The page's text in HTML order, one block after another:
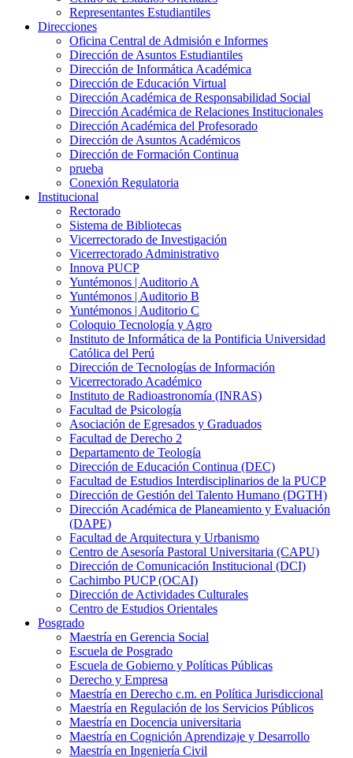
Representantes Estudiantiles
Direcciones
Oficina Central de Admisión e Informes
Dirección de Asuntos Estudiantiles
Dirección de Informática Académica
Dirección de Educación Virtual
Dirección Académica de Responsabilidad Social
Dirección Académica de Relaciones Institucionales
Dirección Académica del Profesorado
Dirección de Asuntos Académicos
Dirección de Formación Continua
prueba
Conexión Regulatoria
Institucional
Rectorado
Sistema de Bibliotecas
Vicerrectorado de Investigación
Vicerrectorado Administrativo
Innova PUCP
Yuntémonos | Auditorio A
Yuntémonos | Auditorio B
Yuntémonos | Auditorio C
Coloquio Tecnología y Agro
Instituto de Informática de la Pontificia Universidad
Católica del Perú
Dirección de Tecnologías de Información
Vicerrectorado Académico
Instituto de Radioastronomía (INRAS)
Facultad de Psicología
Asociación de Egresados y Graduados
Facultad de Derecho 2
Departamento de Teología
Dirección de Educación Continua (DEC)
Facultad de Estudios Interdisciplinarios de la PUCP
Dirección de Gestión del Talento Humano (DGTH)
Dirección Académica de Planeamiento y Evaluación
(DAPE)
Facultad de Arquitectura y Urbanismo
Centro de Asesoría Pastoral Universitaria (CAPU)
Dirección de Comunicación Institucional (DCI)
Cachimbo PUCP (OCAI)
Dirección de Actividades Culturales
Centro de Estudios Orientales
Posgrado
Maestría en Gerencia Social
Escuela de Posgrado
Escuela de Gobierno y Políticas Públicas
Derecho y Empresa
Maestría en Derecho c.m. en Política Jurisdiccional
Maestría en Regulación de los Servicios Públicos
Maestría en Docencia universitaria
Maestría en Cognición Aprendizaje y Desarrollo
Maestría en Ingeniería Civil